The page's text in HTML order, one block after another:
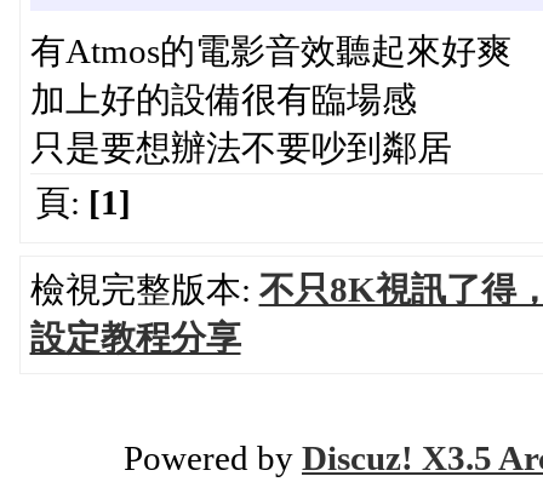
有Atmos的電影音效聽起來好爽
加上好的設備很有臨場感
只是要想辦法不要吵到鄰居
頁: [1]
檢視完整版本: 不只8K視訊了得
設定教程分享
Powered by Discuz! X3.5